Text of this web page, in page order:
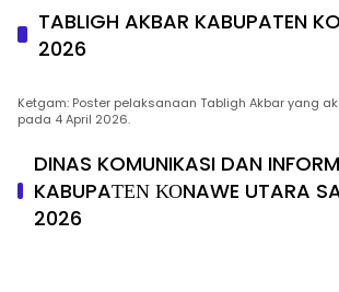
TABLIGH AKBAR KABUPATEN
2026
Ketgam: Poster pelaksanaan Tabligh Akbar yang
pada 4 April 2026.
DINAS KOMUNIKASI DAN
KABUPAΤΕΝ ΚΟNAWE UTARA
2026